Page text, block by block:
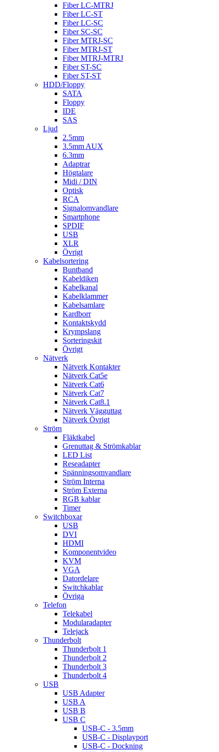
Fiber LC-MTRJ
Fiber LC-ST
Fiber LC-SC
Fiber SC-SC
Fiber MTRJ-SC
Fiber MTRJ-ST
Fiber MTRJ-MTRJ
Fiber ST-SC
Fiber ST-ST
HDD/Floppy
SATA
Floppy
IDE
SAS
Ljud
2.5mm
3.5mm AUX
6.3mm
Adaptrar
Högtalare
Midi / DIN
Optisk
RCA
Signalomvandlare
Smartphone
SPDIF
USB
XLR
Övrigt
Kabelsortering
Buntband
Kabeldiken
Kabelkanal
Kabelklammer
Kabelsamlare
Kardborr
Kontaktskydd
Krympslang
Sorteringskit
Övrigt
Nätverk
Nätverk Kontakter
Nätverk Cat5e
Nätverk Cat6
Nätverk Cat7
Nätverk Cat8.1
Nätverk Vägguttag
Nätverk Övrigt
Ström
Fläktkabel
Grenuttag & Strömkablar
LED List
Reseadapter
Spänningsomvandlare
Ström Interna
Ström Externa
RGB kablar
Timer
Switchboxar
USB
DVI
HDMI
Komponentvideo
KVM
VGA
Datordelare
Switchkablar
Övriga
Telefon
Telekabel
Modularadapter
Telejack
Thunderbolt
Thunderbolt 1
Thunderbolt 2
Thunderbolt 3
Thunderbolt 4
USB
USB Adapter
USB A
USB B
USB C
USB-C - 3.5mm
USB-C - Displayport
USB-C - Dockning